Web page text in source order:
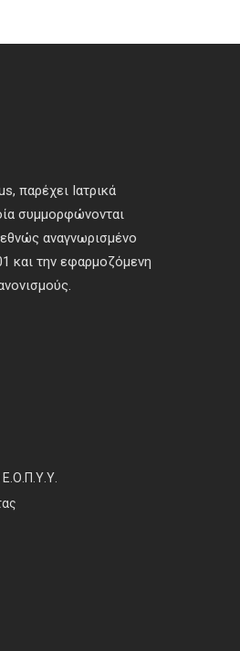
παρέχει Ιατρικά
συμμορφώνονται
αναγνωρισμένο
και την εφαρμοζόμενη
Ε.Ο.Π.Υ.Υ.